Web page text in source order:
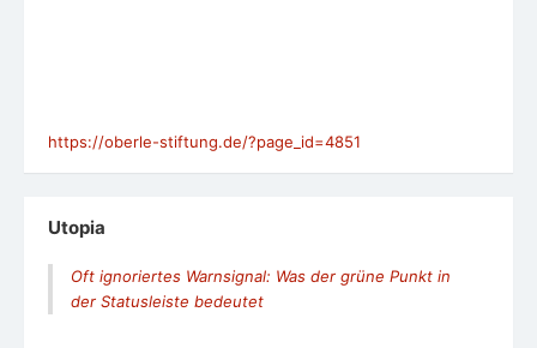
https://oberle-stiftung.de/?page_id=4851
Utopia
Oft ignoriertes Warnsignal: Was der grüne Punkt in
der Statusleiste bedeutet